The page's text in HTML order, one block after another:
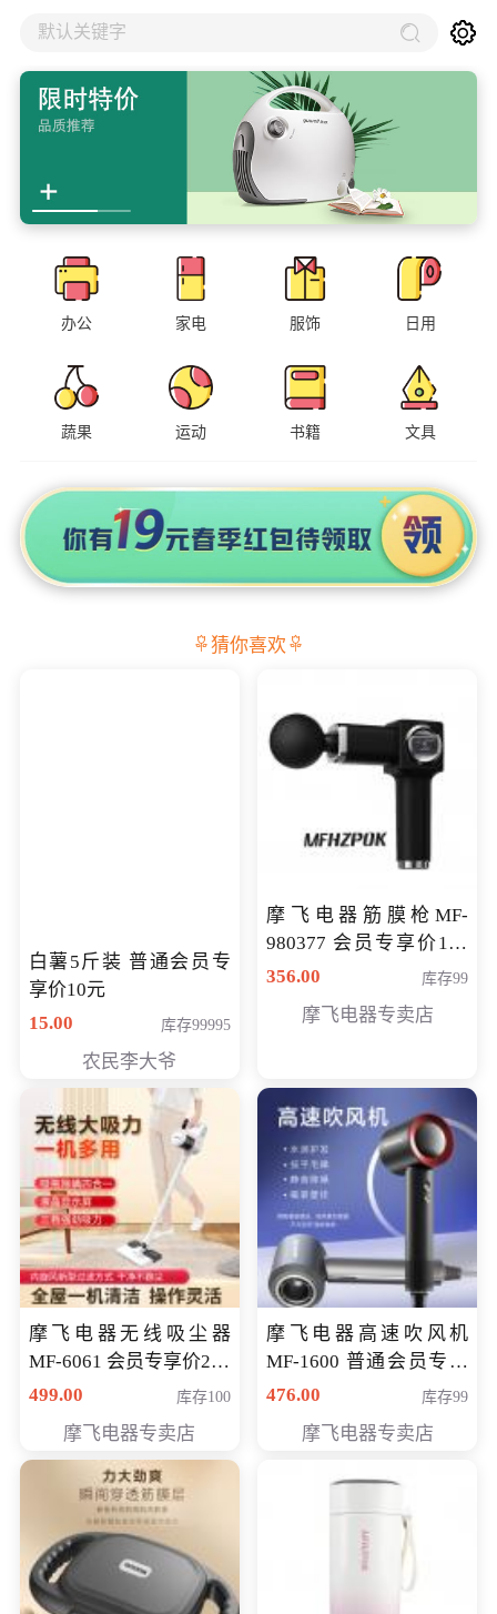
默认关键字
办公 家电 服饰 日用
蔬果 运动 书籍 文具
猜你喜欢
白薯5斤装 普通会员专
享价10元
15.00
库存99995
农民李大爷
摩飞电器筋膜枪MF-
980377 会员专享价199
元
356.00 库存99
摩飞电器专卖店
摩飞电器无线吸尘器
MF-6061 会员专享价299
元
499.00 库存100
摩飞电器专卖店
摩飞电器高速吹风机
MF-1600 普通会员专享
价298元
476.00 库存99
摩飞电器专卖店